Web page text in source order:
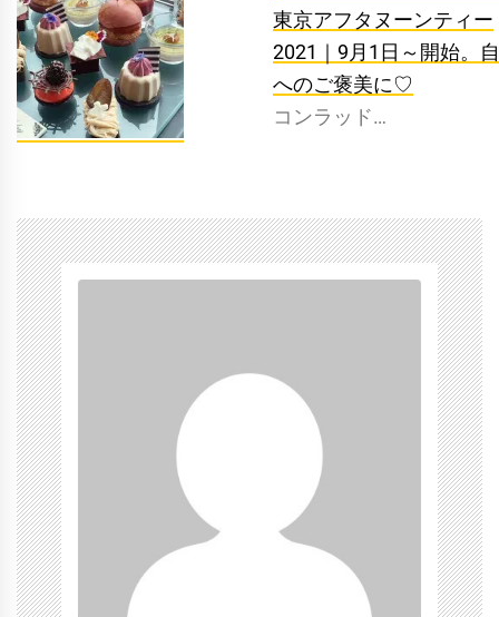
東京アフタヌーンティー
2021｜9月1日～開始。
へのご褒美に♡
コンラッド…
グ:
カ
フ
ェ,
パ
ン
ケ
ー
キ,
浅
草,
紅